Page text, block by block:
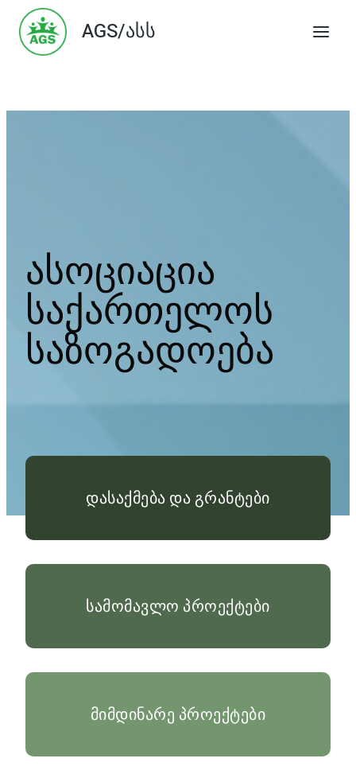
Skip
content
AGS/ასს
ასოციაცია
საქართელოს
საზოგადოება
დასაქმება და გრანტები
სამომავლო პროექტები
მიმდინარე პროექტები